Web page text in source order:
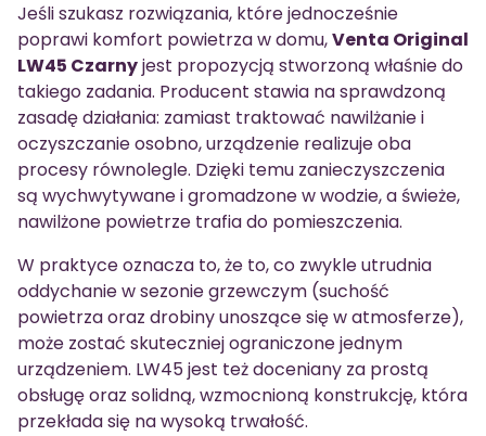
Jeśli szukasz rozwiązania, które jednocześnie
poprawi komfort powietrza w domu,Venta Original
LW45 Czarnyjest propozycją stworzoną właśnie do
takiego zadania. Producent stawia na sprawdzoną
zasadę działania: zamiast traktować nawilżanie i
oczyszczanie osobno, urządzenie realizuje oba
procesy równolegle. Dzięki temu zanieczyszczenia
są wychwytywane i gromadzone w wodzie, a świeże,
nawilżone powietrze trafia do pomieszczenia.
W praktyce oznacza to, że to, co zwykle utrudnia
oddychanie w sezonie grzewczym (suchość
powietrza oraz drobiny unoszące się w atmosferze),
może zostać skuteczniej ograniczone jednym
urządzeniem. LW45 jest też doceniany za prostą
obsługę oraz solidną, wzmocnioną konstrukcję, która
przekłada się na wysoką trwałość.